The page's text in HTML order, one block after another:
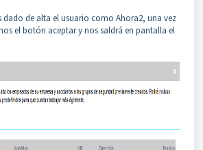
dado de alta el usuario como Ahora2, una vez
el botón aceptar y nos saldrá en pantalla el